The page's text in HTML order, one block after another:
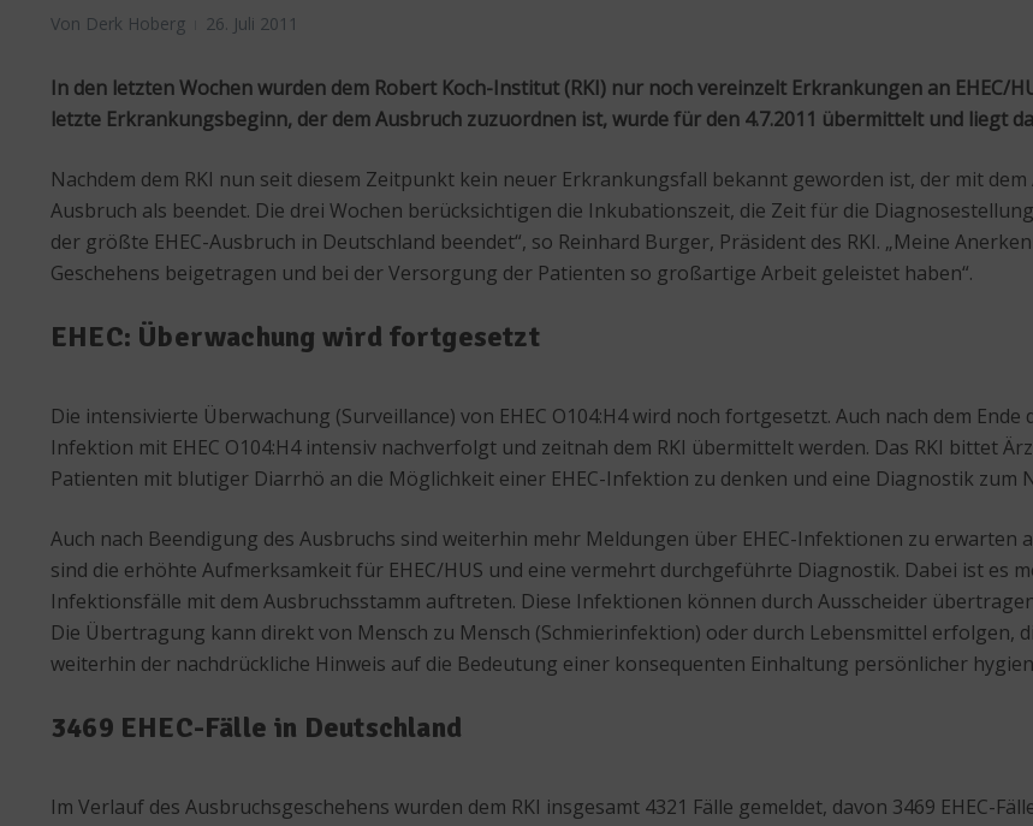
Von Derk Hoberg 26. Juli 2011
In den letzten Wochen wurden dem Robert Koch-Institut (RKI) nur noch vereinzelt Erkrankungen an EHEC/
letzte Erkrankungsbeginn, der dem Ausbruch zuzuordnen ist, wurde für den 4.7.2011 übermittelt und liegt
Nachdem dem RKI nun seit diesem Zeitpunkt kein neuer Erkrankungsfall bekannt geworden ist, der mit
Ausbruch als beendet. Die drei Wochen berücksichtigen die Inkubationszeit, die Zeit für die
der größte EHEC-Ausbruch in Deutschland beendet“, so Reinhard Burger, Präsident des RKI. „Meine
Geschehens beigetragen und bei der Versorgung der Patienten so großartige Arbeit geleistet haben“.
EHEC: Überwachung wird fortgesetzt
Die intensivierte Überwachung (Surveillance) von EHEC O104:H4 wird noch fortgesetzt. Auch nach dem
Infektion mit EHEC O104:H4 intensiv nachverfolgt und zeitnah dem RKI übermittelt werden. Das RKI bittet
Patienten mit blutiger Diarrhö an die Möglichkeit einer EHEC-Infektion zu denken und eine Diagnostik zum
Auch nach Beendigung des Ausbruchs sind weiterhin mehr Meldungen über EHEC-Infektionen zu
sind die erhöhte Aufmerksamkeit für EHEC/HUS und eine vermehrt durchgeführte Diagnostik. Dabei ist es
Infektionsfälle mit dem Ausbruchsstamm auftreten. Diese Infektionen können durch Ausscheider
Die Übertragung kann direkt von Mensch zu Mensch (Schmierinfektion) oder durch Lebensmittel erfolgen,
weiterhin der nachdrückliche Hinweis auf die Bedeutung einer konsequenten Einhaltung persönlicher
3469 EHEC-Fälle in Deutschland
Im Verlauf des Ausbruchsgeschehens wurden dem RKI insgesamt 4321 Fälle gemeldet, davon 3469 EHEC-